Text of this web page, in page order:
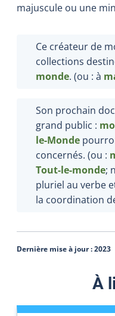
majuscule ou une
Ce créateur de
collections
monde. (ou : à
Son prochain
grand public :
le-Monde
concernés. (ou :
Tout-le-monde;
pluriel au verbe
la coordination
Dernière mise à jour :2023
À